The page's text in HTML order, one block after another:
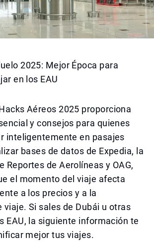
2025: Mejor Época para
en los EAU
Aéreos 2025 proporciona
y consejos para quienes
inteligentemente en pasajes
bases de datos de Expedia, la
Reportes de Aerolíneas y OAG,
el momento del viaje afecta
a los precios y a la
viaje. Si sales de Dubái u otras
EAU, la siguiente información te
mejor tus viajes.